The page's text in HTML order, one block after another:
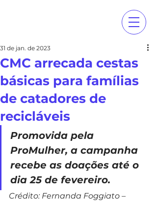
CMC arrecada cestas
básicas para famílias
de catadores de
recicláveis
31 de jan. de 2023
Promovida pela
ProMulher, a campanha
recebe as doações até o
dia 25 de fevereiro.
Crédito: Fernanda Foggiato –